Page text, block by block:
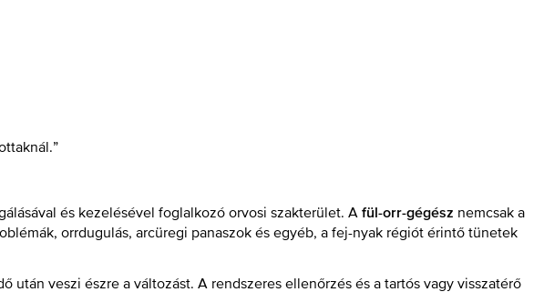
és kezelésével foglalkozó orvosi szakterület. A fül-orr-gégész nemcsak a
orrdugulás, arcüregi panaszok és egyéb, a fej-nyak régiót érintő tünetek
veszi észre a változást. A rendszeres ellenőrzés és a tartós vagy visszatérő